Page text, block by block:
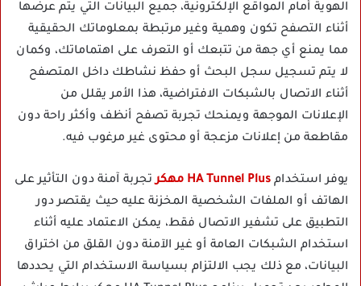
الهوية أمام المواقع الإلكترونية، جميع البيانات التي يتم عرضها
أثناء التصفح تكون وهمية وغير مرتبطة بمعلوماتك الحقيقية
مما يمنع أي جهة من تتبعك أو التعرف على اهتماماتك، وكمان
لا يتم تسجيل سجل البحث أو حفظ نشاطك داخل المتصفح
أثناء الاتصال بالشبكات الافتراضية، هذا الأمر يقلل من
الإعلانات الموجهة ويمنحك تجربة تصفح أنظف وأكثر راحة دون
مقاطعة من إعلانات مزعجة أو محتوى غير مرغوب فيه.
يوفر استخدام HA Tunnel Plus مهكر
تجربة آمنة دون التأثير على
الهاتف أو الملفات الشخصية المخزنة عليه حيث يقتصر دور
التطبيق على تشفير الاتصال فقط، يمكن الاعتماد عليه أثناء
استخدام الشبكات العامة أو غير الآمنة دون القلق من اختراق
البيانات، مع ذلك يجب الالتزام بسياسة الاستخدام التي يحددها